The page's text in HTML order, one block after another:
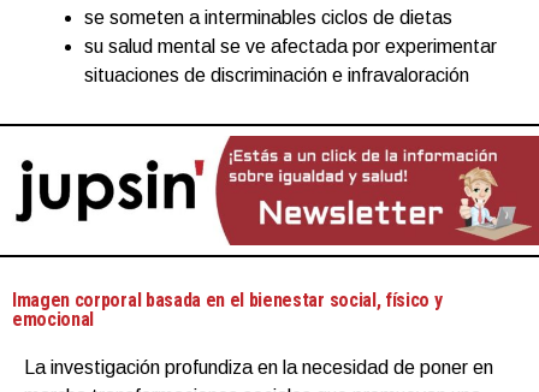
se someten a interminables ciclos de dietas
su salud mental se ve afectada por experimentar
situaciones de discriminación e infravaloración
Imagen corporal basada en el bienestar social, físico y
emocional
La investigación profundiza en la necesidad de poner en